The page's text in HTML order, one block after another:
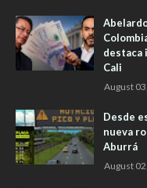
destaca
Cali
August
Desde
nueva
Aburrá
August